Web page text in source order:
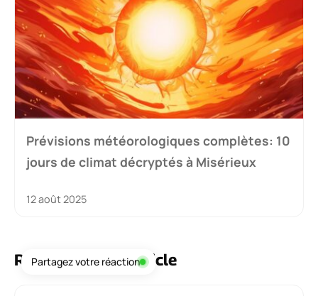
Prévisions météorologiques complètes: 10
jours de climat décryptés à Misérieux
12 août 2025
Réagissez à cet article
Partagez votre réaction